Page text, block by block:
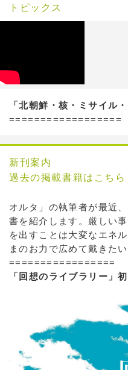
トピックス
「北朝鮮・核・ミサイル
==================
新刊案内
過去の掲載書籍はこちら
オルタ」の執筆者が最近
書を紹介します。厳しい
を出すことは大変なエネ
まのお力で広めて戴きたい
=================
「回想のライブラリー」